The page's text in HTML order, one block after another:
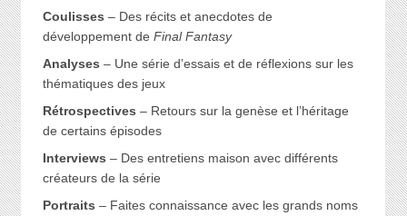
Coulisses – Des récits et anecdotes de
développement de Final Fantasy
Analyses – Une série d’essais et de réflexions sur les
thématiques des jeux
Rétrospectives – Retours sur la genèse et l’héritage
de certains épisodes
Interviews – Des entretiens maison avec différents
créateurs de la série
Portraits – Faites connaissance avec les grands noms